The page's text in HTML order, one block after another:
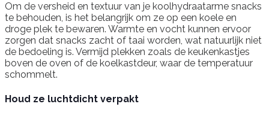
Om de versheid en textuur van je koolhydraatarme snacks
te behouden, is het belangrijk om ze op een koele en
droge plek te bewaren. Warmte en vocht kunnen ervoor
zorgen dat snacks zacht of taai worden, wat natuurlijk niet
de bedoeling is. Vermijd plekken zoals de keukenkastjes
boven de oven of de koelkastdeur, waar de temperatuur
schommelt.
Houd ze luchtdicht verpakt